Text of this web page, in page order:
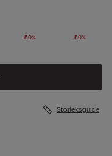
-50% -50%
Storleksguide